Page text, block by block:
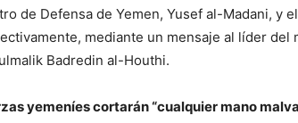
de Defensa de Yemen, Yusef al-Madani, y
mediante un mensaje al líder del
Badredin al-Houthi.
yemeníes cortarán “cualquier mano